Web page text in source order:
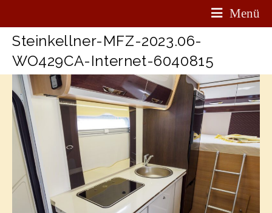
Menü
Steinkellner-MFZ-2023.06-
WO429CA-Internet-6040815